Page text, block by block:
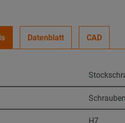
Datenblatt CAD
Schrauben
H7